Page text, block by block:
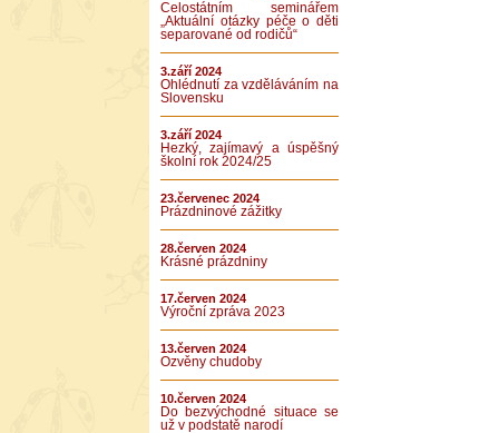
Celostátním seminářem
„Aktuální otázky péče o děti
separované od rodičů“
3.září 2024
Ohlédnutí za vzděláváním na
Slovensku
3.září 2024
Hezký, zajímavý a úspěšný
školní rok 2024/25
23.červenec 2024
Prázdninové zážitky
28.červen 2024
Krásné prázdniny
17.červen 2024
Výroční zpráva 2023
13.červen 2024
Ozvěny chudoby
10.červen 2024
Do bezvýchodné situace se
už v podstatě narodí